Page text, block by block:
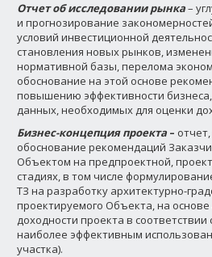
Отчет об исследовании рынка–
и прогнозирование
условий инвестиционной
становления новых рынков,
нормативной базы, перелома
обоснование на этой основе
повышению эффективности
данных, необходимых для оценки
Бизнес-концепция проекта –
обоснование рекомендаций
Объектом на предпроектной,
стадиях, в том числе
ТЗ на разработку архитектурно-
проектируемого Объекта, на
доходности проекта в
наиболее эффективным
участка).